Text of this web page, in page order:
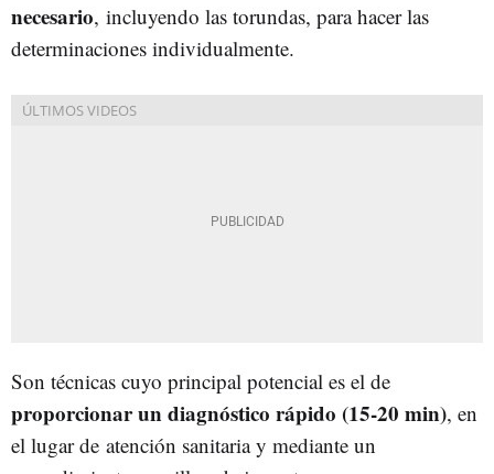
necesario, incluyendo las torundas, para hacer las
determinaciones individualmente.
Son técnicas cuyo principal potencial es el de
proporcionar un diagnóstico rápido (15-20 min), en
el lugar de atención sanitaria y mediante un